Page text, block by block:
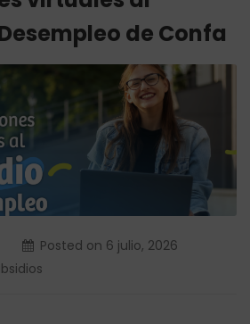
de Confa
Posted on 6 julio, 2026